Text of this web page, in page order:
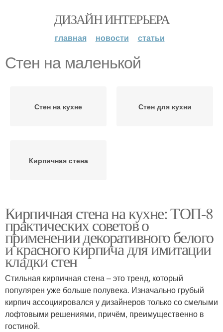
ДИЗАЙН ИНТЕРЬЕРА
главная новости статьи
Стен на маленькой
Стен на кухне Стен для кухни
Кирпичная стена
Кирпичная стена на кухне: ТОП-8
практических советов о
применении декоративного белого
и красного кирпича для имитации
кладки стен
Стильная кирпичная стена – это тренд, который
популярен уже больше полувека. Изначально грубый
кирпич ассоциировался у дизайнеров только со смелыми
лофтовыми решениями, причём, преимущественно в
гостиной.